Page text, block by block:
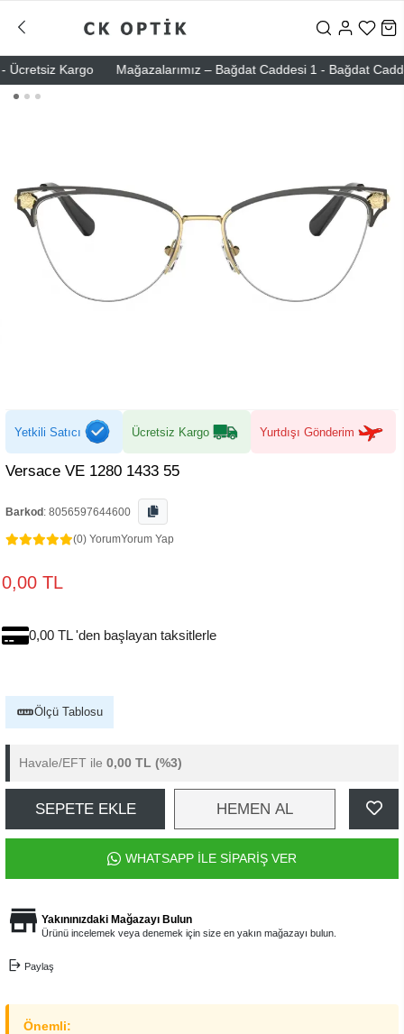
Kargo Mağazalarımız – Bağdat Caddesi 1 - Bağdat
Yetkili Satıcı Ücretsiz Kargo Yurtdışı Gönderim
Versace VE 1280 1433 55
Barkod : 8056597644600
(0) YorumYorum Yap
0,00 TL
0,00 TL 'den başlayan taksitlerle
Ölçü Tablosu
Havale/EFT ile 0,00 TL (%3)
SEPETE EKLE HEMEN AL
WHATSAPP İLE SİPARİŞ VER
Yakınınızdaki Mağazayı Bulun
Ürünü incelemek veya denemek için size en yakın mağazayı bulun.
Paylaş
Önemli: